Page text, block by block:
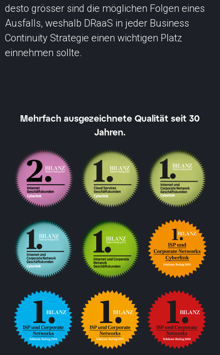
desto grösser sind die möglichen Folgen eines
Ausfalls, weshalb DRaaS in jeder Business
Continuity Strategie einen wichtigen Platz
einnehmen sollte.
Mehrfach ausgezeichnete Qualität seit 30
Jahren.